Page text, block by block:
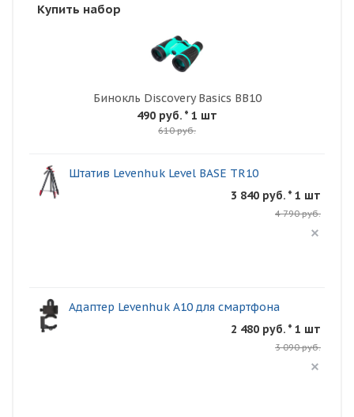
Купить набор
Бинокль Discovery Basics BB10
490 руб. * 1 шт
610 руб.
Штатив Levenhuk Level BASE TR10
3 840 руб. * 1 шт
4 790 руб.
Адаптер Levenhuk A10 для смартфона
2 480 руб. * 1 шт
3 090 руб.